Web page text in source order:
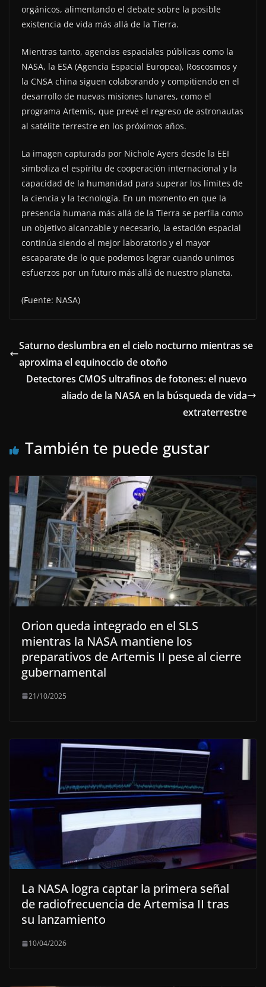
orgánicos, alimentando el debate sobre la posible
existencia de vida más allá de la Tierra.
Mientras tanto, agencias espaciales públicas como la
NASA, la ESA (Agencia Espacial Europea), Roscosmos y
la CNSA china siguen colaborando y compitiendo en el
desarrollo de nuevas misiones lunares, como el
programa Artemis, que prevé el regreso de astronautas
al satélite terrestre en los próximos años.
La imagen capturada por Nichole Ayers desde la EEI
simboliza el espíritu de cooperación internacional y la
capacidad de la humanidad para superar los límites de
la ciencia y la tecnología. En un momento en que la
presencia humana más allá de la Tierra se perfila como
un objetivo alcanzable y necesario, la estación espacial
continúa siendo el mejor laboratorio y el mayor
escaparate de lo que podemos lograr cuando unimos
esfuerzos por un futuro más allá de nuestro planeta.
(Fuente: NASA)
Saturno deslumbra en el cielo nocturno mientras se
aproxima el equinoccio de otoño
Detectores CMOS ultrafinos de fotones: el nuevo
aliado de la NASA en la búsqueda de vida
extraterrestre
También te puede gustar
Orion queda integrado en el SLS
mientras la NASA mantiene los
preparativos de Artemis II pese al cierre
gubernamental
21/10/2025
La NASA logra captar la primera señal
de radiofrecuencia de Artemisa II tras
su lanzamiento
10/04/2026